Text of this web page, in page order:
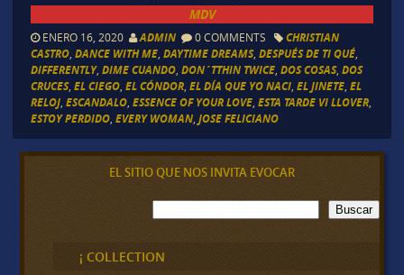
MDV
ENERO 16, 2020 ADMIN 0 COMMENTS
CHRISTIAN
CASTRO, DANCE WITH ME, DAYTIME DREAMS, DESPUÉS DE TI QUÉ,
DIFFERENTLY, DIME CUANDO, DON´TTHIN TWICE, DOS COSAS, DOS
CRUCES, EL CIEGO, EL CÓNDOR, EL DÍA QUE YO NACI, EL JINETE, EL
RELOJ, ESCANDALO, ESSENCE OF YOUR LOVE, ESTA TARDE VI LLOVER,
ESTOY PERDIDO, EVERY WOMAN, JOSE FELICIANO
EL SITIO QUE NOS INVITA EVOCAR
B
u
c
a
Buscar
¡ COLLECTION